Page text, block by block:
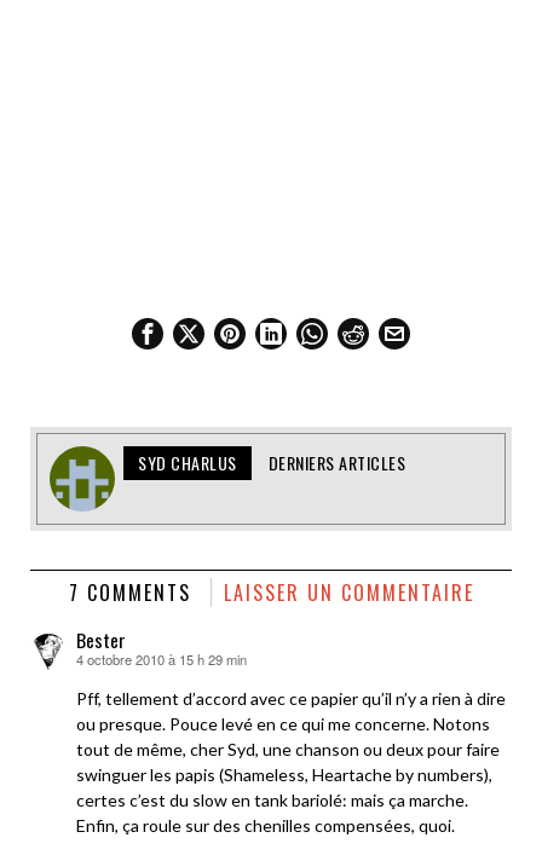
SYD CHARLUS DERNIERS ARTICLES
7 COMMENTS LAISSER UN COMMENTAIRE
Bester
dit :
4 octobre 2010 à 15 h 29 min
Pff, tellement d’accord avec ce papier qu’il n’y a rien à dire
ou presque. Pouce levé en ce qui me concerne. Notons
tout de même, cher Syd, une chanson ou deux pour faire
swinguer les papis (Shameless, Heartache by numbers),
certes c’est du slow en tank bariolé: mais ça marche.
Enfin, ça roule sur des chenilles compensées, quoi.